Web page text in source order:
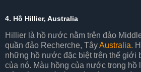
4. Hồ Hillier, Australia
Hillier là hồ nước nằm trên đảo
quần đảo Recherche, TâyAustralia.
những hồ nước đặc biệt trên thế giới
của nó. Màu hồng của nước trong hồ